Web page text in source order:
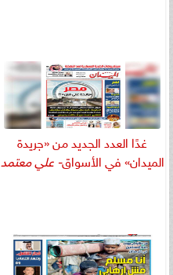
غدًا العدد الجديد من «جريدة
الميدان» في الأسواق- علي معتمد